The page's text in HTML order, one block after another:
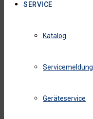
SERVICE
Katalog
Servicemeldung
Geräteservice